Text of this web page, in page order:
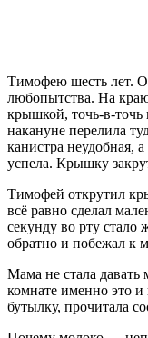
Тимофею шесть лет.
любопытства. На
крышкой, точь-в-точь
накануне перелила
канистра неудобная,
успела. Крышку
Тимофей открутил
всё равно сделал
секунду во рту
обратно и побежал к
Мама не стала давать
комнате именно это и
бутылку, прочитала